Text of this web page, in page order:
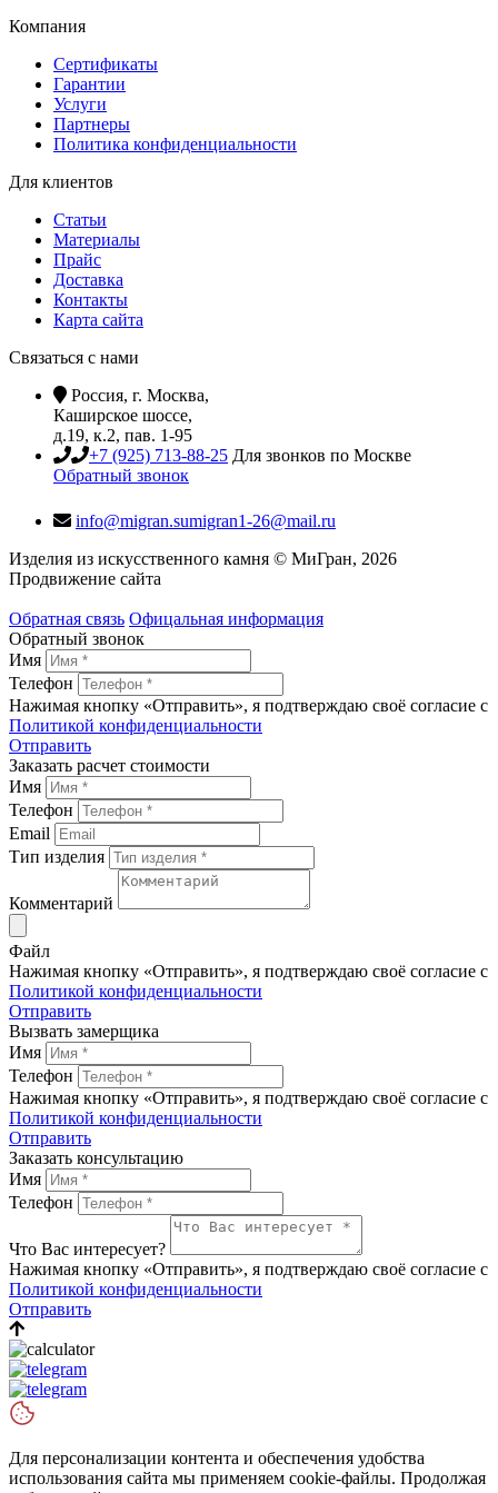
Компания
Сертификаты
Гарантии
Услуги
Партнеры
Политика конфиденциальности
Для клиентов
Статьи
Материалы
Прайс
Доставка
Контакты
Карта сайта
Связаться с нами
Россия, г. Москва,
Каширское шоссе,
д.19, к.2, пав. 1-95
+7 (925) 713-88-25 Для звонков по Москве
Обратный звонок
info@migran.sumigran1-26@mail.ru
Изделия из искусственного камня © МиГран, 2026
Продвижение сайта
Обратная связь Офицальная информация
Обратный звонок
Имя
Телефон
Нажимая кнопку «Отправить», я подтверждаю своё согласие с
Политикой конфиденциальности
Отправить
Заказать расчет стоимости
Имя
Телефон
Email
Тип изделия
Комментарий
Файл
Нажимая кнопку «Отправить», я подтверждаю своё согласие с
Политикой конфиденциальности
Отправить
Вызвать замерщика
Имя
Телефон
Нажимая кнопку «Отправить», я подтверждаю своё согласие с
Политикой конфиденциальности
Отправить
Заказать консультацию
Имя
Телефон
Что Вас интересует?
Нажимая кнопку «Отправить», я подтверждаю своё согласие с
Политикой конфиденциальности
Отправить
Для персонализации контента и обеспечения удобства
использования сайта мы применяем cookie-файлы. Продолжая